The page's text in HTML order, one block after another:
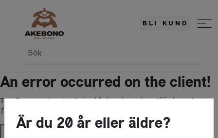
BLI KUND
Sök
An error occurred on the client!
TypeError: c(...).stringify(...).replaceAll is not a
function
Try againÄr du 20 år eller äldre?